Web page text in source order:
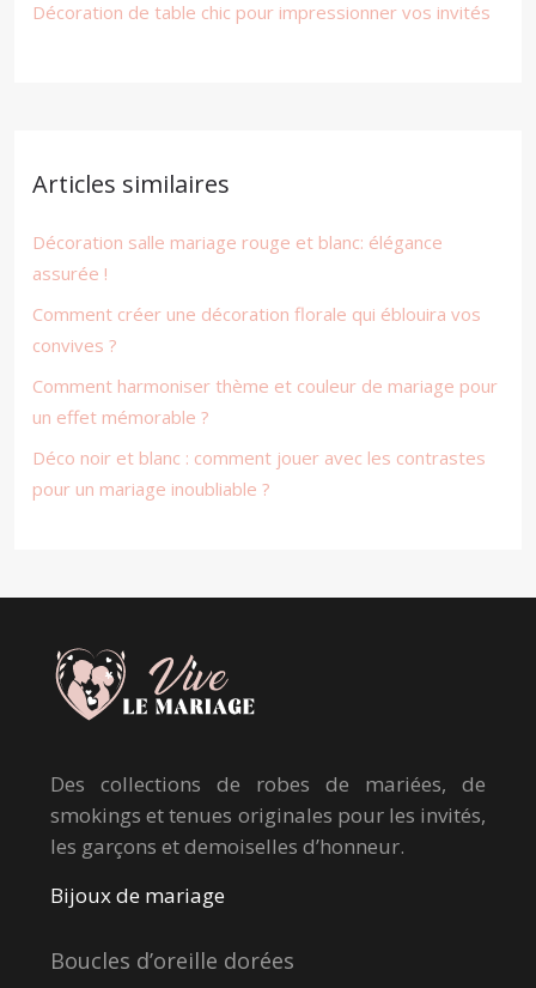
Décoration de table chic pour impressionner vos invités
Articles similaires
Décoration salle mariage rouge et blanc: élégance
assurée !
Comment créer une décoration florale qui éblouira vos
convives ?
Comment harmoniser thème et couleur de mariage pour
un effet mémorable ?
Déco noir et blanc : comment jouer avec les contrastes
pour un mariage inoubliable ?
Des collections de robes de mariées, de
smokings et tenues originales pour les invités,
les garçons et demoiselles d’honneur.
Bijoux de mariage
Boucles d’oreille dorées